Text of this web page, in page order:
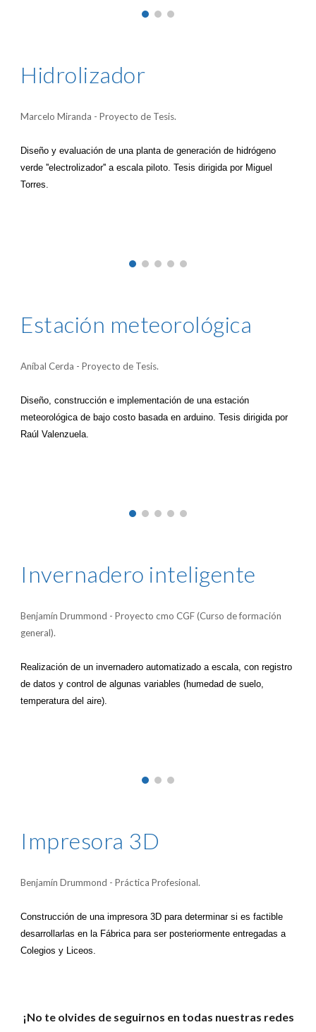
Hidrolizador
Marcelo Miranda - Proyecto de Tesis.
Diseño y evaluación de una planta de generación de hidrógeno
verde ''electrolizador'' a escala piloto. Tesis dirigida por Miguel
Torres.
Estación meteorológica
Aníbal Cerda - Proyecto de Tesis.
Diseño, construcción e implementación de una estación
meteorológica de bajo costo basada en arduino. Tesis dirigida por
Raúl Valenzuela.
Invernadero inteligente
Benjamín Drummond - Proyecto cmo CGF (Curso de formación
general).
Realización de un invernadero automatizado a escala, con registro
de datos y control de algunas variables (humedad de suelo,
temperatura del aire).
Impresora 3D
Benjamín Drummond - Práctica Profesional.
Construcción de una impresora 3D para determinar si es factible
desarrollarlas en la Fábrica para ser posteriormente entregadas a
Colegios y Liceos.
¡No te olvides de seguirnos en todas nuestras redes